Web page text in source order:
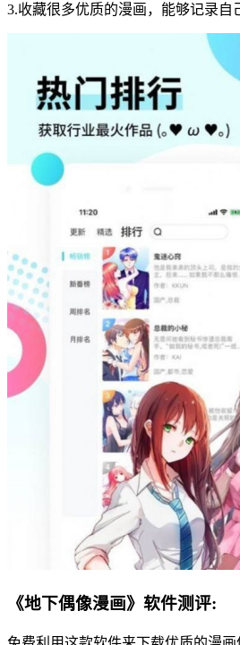
3.收藏很多优质的漫画，能够记录自
《地下偶像漫画》软件测评: